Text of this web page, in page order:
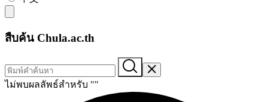
สืบค้น Chula.ac.th
ไม่พบผลลัพธ์สำหรับ ""